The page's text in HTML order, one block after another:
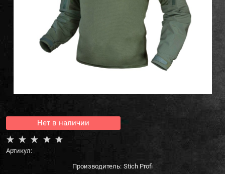
Нет в наличии
Артикул:
Производитель: Stich Profi